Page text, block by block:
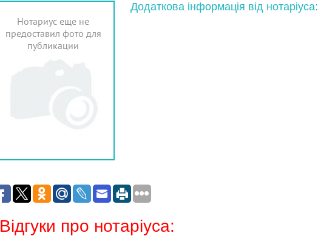
Додаткова інформація від нотаріуса:
Нотариус еще не
предоставил фото для
публикации
Відгуки про нотаріуса: